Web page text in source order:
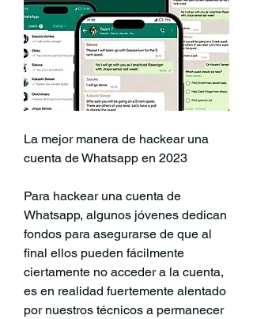
La mejor manera de hackear una
cuenta de Whatsapp en 2023
Para hackear una cuenta de
Whatsapp, algunos jóvenes dedican
fondos para asegurarse de que al
final ellos pueden fácilmente
ciertamente no acceder a la cuenta,
es en realidad fuertemente alentado
por nuestros técnicos a permanecer